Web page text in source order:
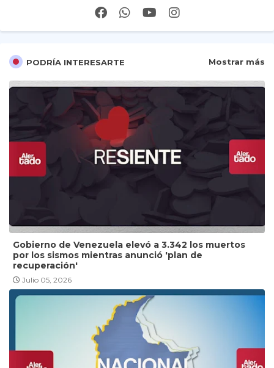
PODRÍA INTERESARTE Mostrar más
Gobierno de Venezuela elevó a 3.342 los muertos
por los sismos mientras anunció 'plan de
recuperación'
Julio 05, 2026